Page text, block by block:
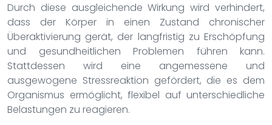
Durch diese ausgleichende Wirkung wird verhindert,
dass der Körper in einen Zustand chronischer
Überaktivierung gerät, der langfristig zu Erschöpfung
und gesundheitlichen Problemen führen kann.
Stattdessen wird eine angemessene und
ausgewogene Stressreaktion gefördert, die es dem
Organismus ermöglicht, flexibel auf unterschiedliche
Belastungen zu reagieren.